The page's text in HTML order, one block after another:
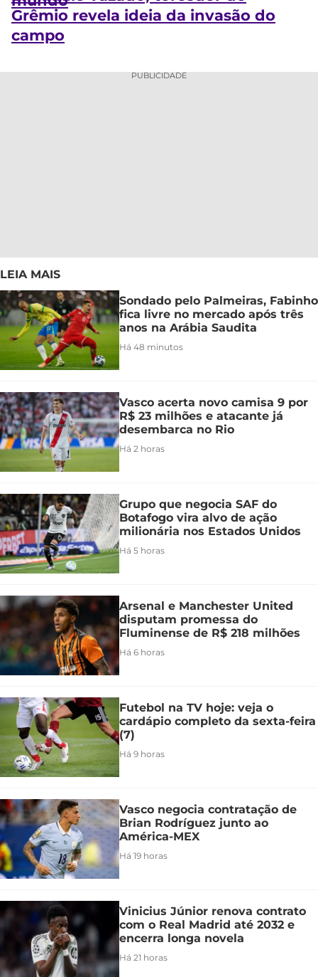
Grêmio revela ideia da invasão do
campo
PUBLICIDADE
LEIA MAIS
Sondado pelo Palmeiras, Fabinho
fica livre no mercado após três
anos na Arábia Saudita
Há 48 minutos
Vasco acerta novo camisa 9 por
R$ 23 milhões e atacante já
desembarca no Rio
Há 2 horas
Grupo que negocia SAF do
Botafogo vira alvo de ação
milionária nos Estados Unidos
Há 5 horas
Arsenal e Manchester United
disputam promessa do
Fluminense de R$ 218 milhões
Há 6 horas
Futebol na TV hoje: veja o
cardápio completo da sexta-feira
(7)
Há 9 horas
Vasco negocia contratação de
Brian Rodríguez junto ao
América-MEX
Há 19 horas
Vinicius Júnior renova contrato
com o Real Madrid até 2032 e
encerra longa novela
Há 21 horas